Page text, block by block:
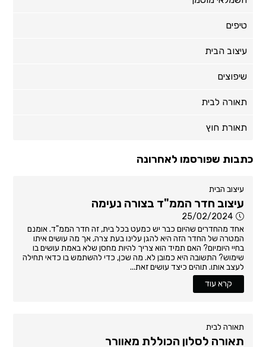
טיפים
עיצוב הבית
שיפוצים
תאורה לבית
תאורת חוץ
כתבות שפורסמו לאחרונה
עיצוב הבית
עיצוב חדר הממ"ד בצורה נעימה
25/02/2024
אחד מהחדרים שהיום כבר יש כמעט בכל בית, זה חדר הממ"ד. אומנם
המטרה של החדר הזה היא להגן עלינו בעת צרה, אך מה עושים איתו
בחיי היומיום? האם תמיד הוא צריך להיות מחסן שלא באמת עושים בו
שימוש? התשובה היא כמובן לא. מה שכן, כדי להשתמש בו כדאי תחילה
לעצב אותו. תוהים כיצד עושים זאת...
קרא עוד
תאורה לבית
תאורה לסלון הכוללת מאוורר